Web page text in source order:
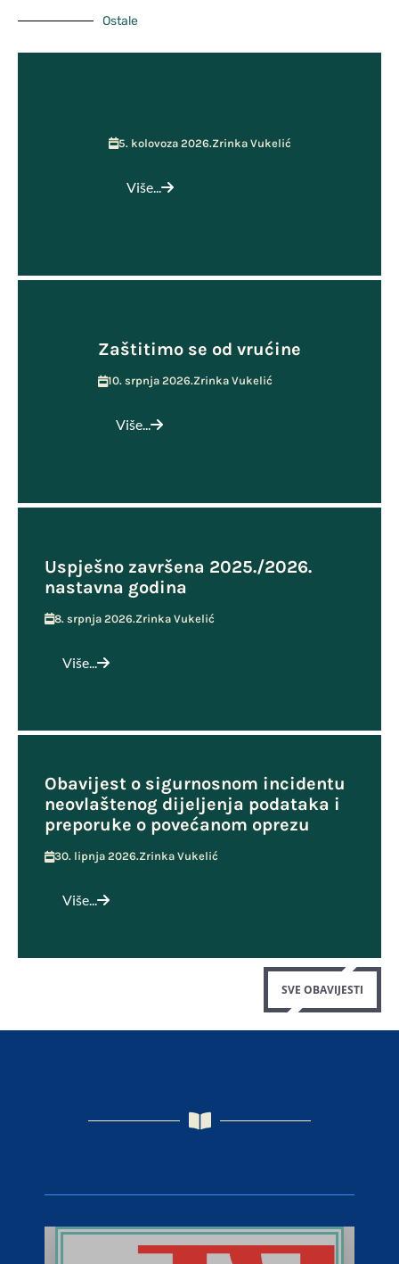
Ostale
5. kolovoza 2026.Zrinka Vukelić
Više...
Zaštitimo se od vrućine
10. srpnja 2026.Zrinka Vukelić
Više...
Uspješno završena 2025./2026.
nastavna godina
8. srpnja 2026.Zrinka Vukelić
Više...
Obavijest o sigurnosnom incidentu
neovlaštenog dijeljenja podataka i
preporuke o povećanom oprezu
30. lipnja 2026.Zrinka Vukelić
Više...
SVE OBAVIJESTI